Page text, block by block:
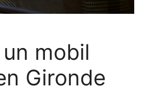
mobil
Gironde